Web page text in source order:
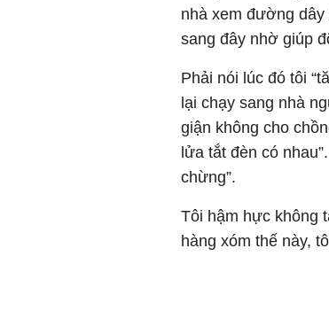
nhà xem đường
sang đây nhờ giúp
Phải nói lúc đó tôi
lại chạy sang nhà
giận không cho
lửa tắt đèn có
chừng”.
Tôi hậm hực không
hàng xóm thế này,